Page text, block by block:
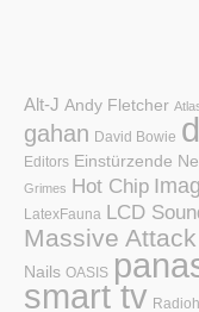
Alt-J Andy Fletcher
gahan David Bowie
Editors Einstürzende
Grimes Hot Chip
LatexFauna LCD
Massive Attack
Nails OASIS
smart tv